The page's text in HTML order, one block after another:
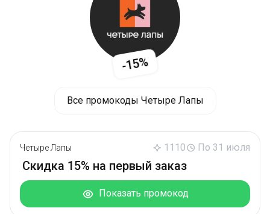
-15%
Все промокоды Четыре Лапы
Четыре Лапы 1110 По 31 июля
Скидка 15% на первый заказ
Показать промокод